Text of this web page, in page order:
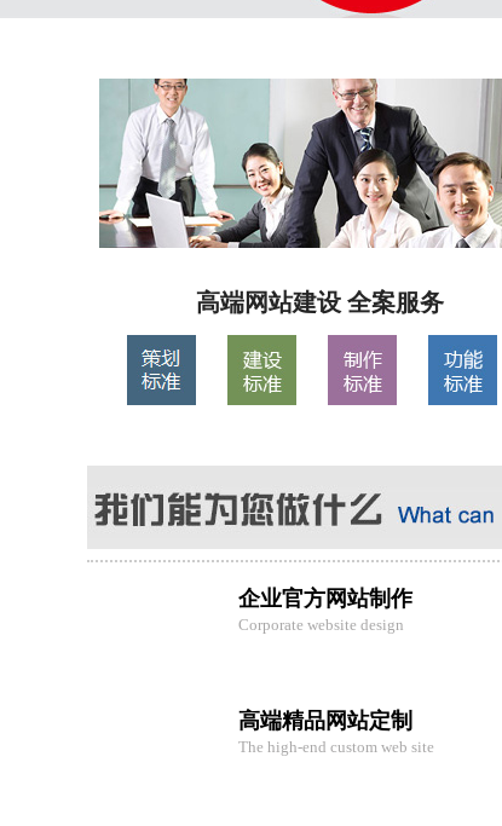
高端网站建设 全案服务
企业官方网站制作
Corporate website design
高端精品网站定制
The high-end custom web site